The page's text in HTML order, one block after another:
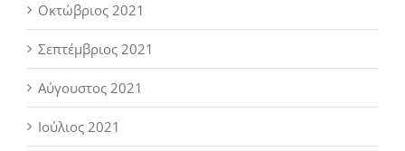
Οκτώβριος 2021
Σεπτέμβριος 2021
Αύγουστος 2021
Ιούλιος 2021